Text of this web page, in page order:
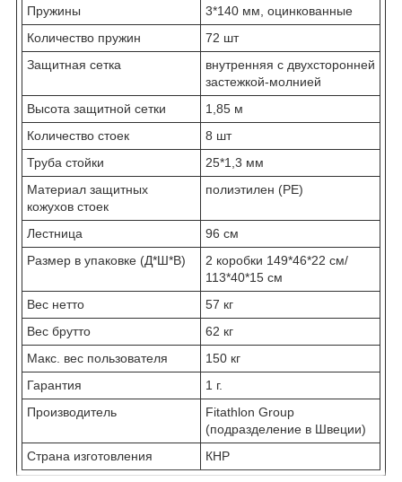
Пружины
3*140 мм, оцинкованные
Количество пружин
72 шт
Защитная сетка
внутренняя с двухсторонней
застежкой-молнией
Высота защитной сетки
1,85 м
Количество стоек
8 шт
Труба стойки
25*1,3 мм
Материал защитных
кожухов стоек
полиэтилен (PE)
Лестница
96 см
Размер в упаковке (Д*Ш*В)
2 коробки 149*46*22 см/
113*40*15 см
Вес нетто
57 кг
Вес брутто
62 кг
Макс. вес пользователя
150 кг
Гарантия
1 г.
Производитель
Fitathlon Group
(подразделение в Швеции)
Страна изготовления
КНР